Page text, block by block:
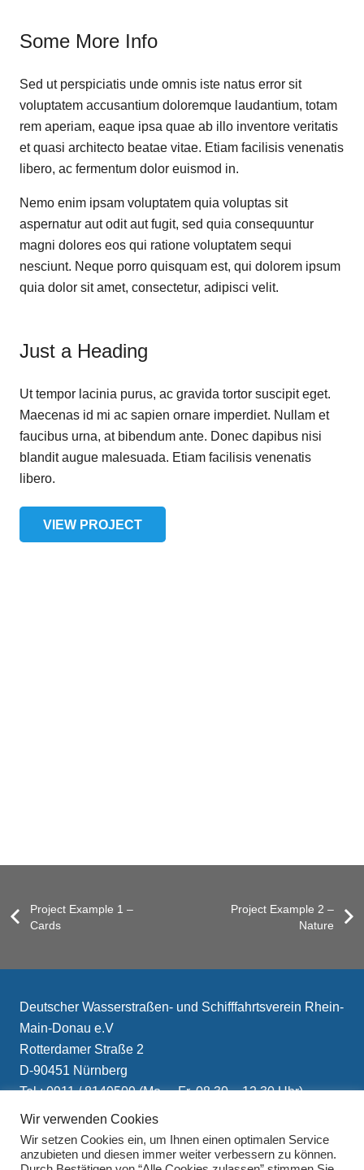
Some More Info
Sed ut perspiciatis unde omnis iste natus error sit
voluptatem accusantium doloremque laudantium, totam
rem aperiam, eaque ipsa quae ab illo inventore veritatis
et quasi architecto beatae vitae. Etiam facilisis venenatis
libero, ac fermentum dolor euismod in.
Nemo enim ipsam voluptatem quia voluptas sit
aspernatur aut odit aut fugit, sed quia consequuntur
magni dolores eos qui ratione voluptatem sequi
nesciunt. Neque porro quisquam est, qui dolorem ipsum
quia dolor sit amet, consectetur, adipisci velit.
Just a Heading
Ut tempor lacinia purus, ac gravida tortor suscipit eget.
Maecenas id mi ac sapien ornare imperdiet. Nullam et
faucibus urna, at bibendum ante. Donec dapibus nisi
blandit augue malesuada. Etiam facilisis venenatis
libero.
VIEW PROJECT
Project Example 1 –
Cards
Project Example 2 –
Nature
Deutscher Wasserstraßen- und Schifffahrtsverein Rhein-
Main-Donau e.V
Rotterdamer Straße 2
D-90451 Nürnberg
Tel.: 0911 / 8149509 (Mo. – Fr. 08.30 – 12.30 Uhr)
E-Mail: info(at)schifffahrtsverein.de
Wir verwenden Cookies
Wir setzen Cookies ein, um Ihnen einen optimalen Service
anzubieten und diesen immer weiter verbessern zu können.